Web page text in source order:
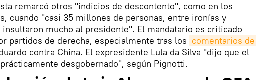
remarcó otros "indicios de descontento", como en los
cuando "casi 35 millones de personas, entre ironías y
insultaron mucho al presidente". El mandatario es criticado
partidos de derecha, especialmente tras los comentarios de
contra China. El expresidente Lula da Silva "dijo que el
desgobernado", según Pignotti.